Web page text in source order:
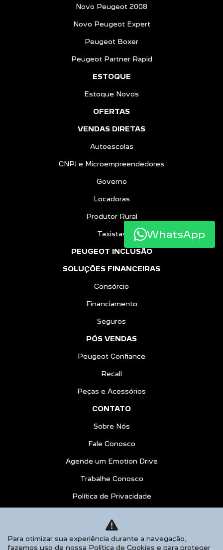
Novo Peugeot 2008
Novo Peugeot Expert
Peugeot Boxer
Peugeot Partner Rapid
ESTOQUE
Estoque Novos
OFERTAS
VENDAS DIRETAS
Autoescolas
CNPJ e Microempreendedores
Governo
Locadoras
Produtor Rural
Taxistas
PEUGEOT INCLUSÃO
SOLUÇÕES FINANCEIRAS
Consórcio
Financiamento
Seguros
PÓS VENDAS
Peugeot Confiance
Recall
Peças e Acessórios
CONTATO
Sobre Nós
Fale Conosco
Agende um Emotion Drive
Trabalhe Conosco
Política de Privacidade
AGENDE UM TEST DRIVE
WhatsApp
Para otimizar sua experiência durante a navegação,
fazemos uso de nossa Política de Cookies e para proteger